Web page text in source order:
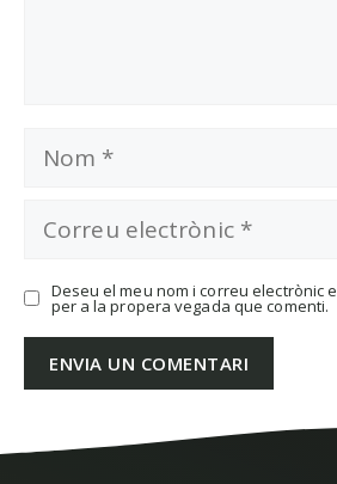
Nom
Correu
Deseu el meu nom i correu electrònic
per a la propera vegada que comenti.